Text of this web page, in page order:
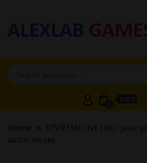
Home